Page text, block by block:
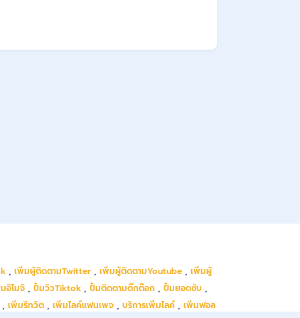
, เพิ่มผู้ติดตามTwitter , เพิ่มผู้ติดตามYoutube , เพิ่มผู้
อิโมจิ , ปั้มวิวTiktok , ปั้มติดตามติ๊กต๊อก , ปั้มยอดซับ ,
เพิ่มรีทวิต, เพิ่มไลค์แฟนเพจ, บริการเพิ่มไลค์, เพิ่มฟอล